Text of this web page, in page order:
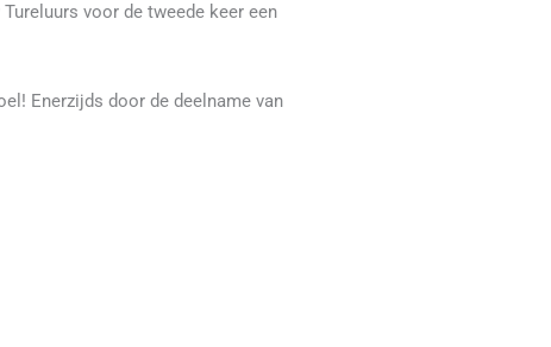
voor de tweede keer een
Enerzijds door de deelname van